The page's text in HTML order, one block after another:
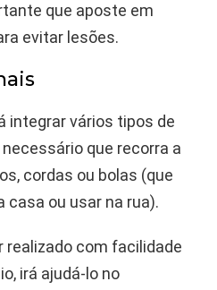
que aposte em
evitar lesões.
integrar vários tipos de
que recorra a
cordas ou bolas (que
casa ou usar na rua).
realizado com facilidade
irá ajudá-lo no